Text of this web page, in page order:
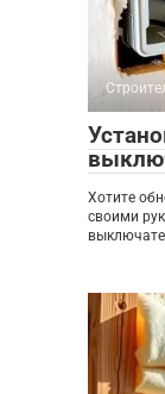
Хотите
своими